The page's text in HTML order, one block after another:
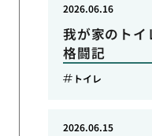
我が家のトイ
格闘記
2026.06.16
トイレ
2026.06.15